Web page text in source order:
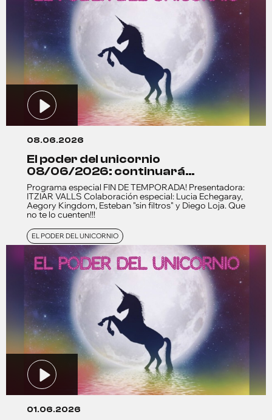
08.06.2026
el poder del unicornio
08/06/2026: continuará…
Programa especial FIN DE TEMPORADA! Presentadora:
ITZIAR VALLS Colaboración especial: Lucia Echegaray,
Aegory Kingdom, Esteban "sin filtros" y Diego Loja. Que
no te lo cuenten!!!
EL PODER DEL UNICORNIO
01.06.2026